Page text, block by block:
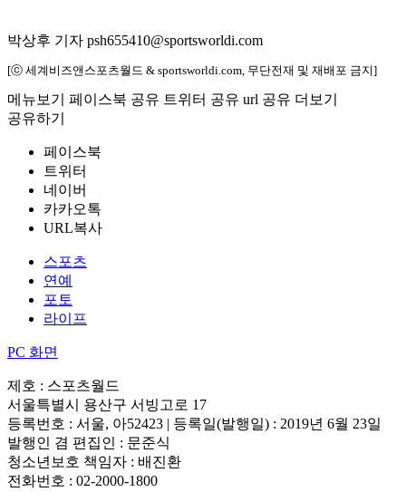
박상후 기자 psh655410@sportsworldi.com
[ⓒ 세계비즈앤스포츠월드 & sportsworldi.com, 무단전재 및 재배포 금지]
메뉴보기 페이스북 공유 트위터 공유 url 공유 더보기
공유하기
페이스북
트위터
네이버
카카오톡
URL복사
스포츠
연예
포토
라이프
PC 화면
제호 : 스포츠월드
서울특별시 용산구 서빙고로 17
등록번호 : 서울, 아52423 | 등록일(발행일) : 2019년 6월 23일
발행인 겸 편집인 : 문준식
청소년보호 책임자 : 배진환
전화번호 : 02-2000-1800